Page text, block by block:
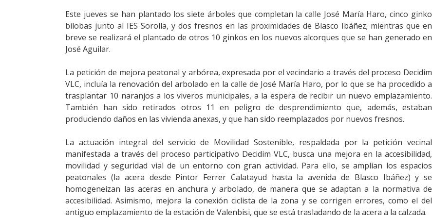
Este jueves se han plantado los siete árboles que completan la calle José María Haro, cinco ginko
bilobas junto al IES Sorolla, y dos fresnos en las proximidades de Blasco Ibáñez; mientras que en
breve se realizará el plantado de otros 10 ginkos en los nuevos alcorques que se han generado en
José Aguilar.
La petición de mejora peatonal y arbórea, expresada por el vecindario a través del proceso Decidim
VLC, incluía la renovación del arbolado en la calle de José María Haro, por lo que se ha procedido a
trasplantar 10 naranjos a los viveros municipales, a la espera de recibir un nuevo emplazamiento.
También han sido retirados otros 11 en peligro de desprendimiento que, además, estaban
produciendo daños en las vivienda anexas, y que han sido reemplazados por nuevos fresnos.
La actuación integral del servicio de Movilidad Sostenible, respaldada por la petición vecinal
manifestada a través del proceso participativo Decidim VLC, busca una mejora en la accesibilidad,
movilidad y seguridad vial de un entorno con gran actividad. Para ello, se amplían los espacios
peatonales (la acera desde Pintor Ferrer Calatayud hasta la avenida de Blasco Ibáñez) y se
homogeneizan las aceras en anchura y arbolado, de manera que se adaptan a la normativa de
accesibilidad. Asimismo, mejora la conexión ciclista de la zona y se corrigen errores, como el del
antiguo emplazamiento de la estación de Valenbisi, que se está trasladando de la acera a la calzada.